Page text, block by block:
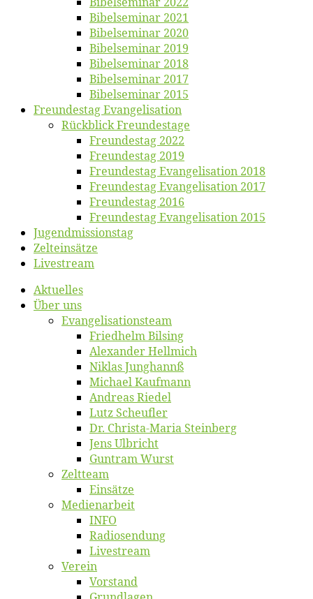
Bi­bel­se­mi­nar 2021
Bi­bel­se­mi­nar 2020
Bi­bel­se­mi­nar 2019
Bi­bel­se­mi­nar 2018
Bibelsemi­nar 2017
Bibelsemi­nar 2015
Freun­des­tag Evangelisation
Rück­blick Freundestage
Freun­des­tag 2022
Freun­des­tag 2019
Freun­des­tag Evan­ge­li­sa­ti­on 2018
Freun­des­tag Evan­ge­li­sa­ti­on 2017
Freun­des­tag 2016
Freun­des­tag Evan­ge­li­sa­ti­on 2015
Jugend­mis­sions­tag
Zelt­ein­sät­ze
Live­stream
Ak­tu­el­les
Über uns
Evangelisa­tions­team
Fried­helm Bilsing
Alex­an­der Hellmich
Ni­klas Junghannß
Mi­cha­el Kaufmann
An­dre­as Riedel
Lutz Scheuf­ler
Dr. Chris­­ta-Ma­ria Steinberg
Jens Ulb­richt
Gun­tram Wurst
Zelt­team
Ein­sät­ze
Me­di­en­ar­beit
INFO
Ra­dio­sen­dung
Live­stream
Ver­ein
Vor­stand